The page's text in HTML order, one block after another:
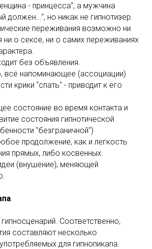
- принцесса", а мужчина
должен...", но никак не гипнотизер.
переживания возможно ни
ни о сексе, ни о самих переживаниях
без объявления.
всё напоминающее (ассоциации)
крики "спать" - приводит к его
состояние во время контакта и
состояния гипнотической
"безграничной")
продолжение, как и легкость
прямых, либо косвенных.
(внушение), меняющей
.
Соответственно,
составляют несколько
для гипнопикапа.